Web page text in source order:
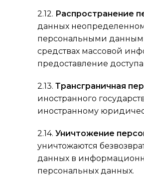
2.12. Распространение
данных
персональными
средствах массовой
предоставление
2.13. Трансграничная
иностранного
иностранному
2.14. Уничтожение
уничтожаются
данных в
персональных данных.